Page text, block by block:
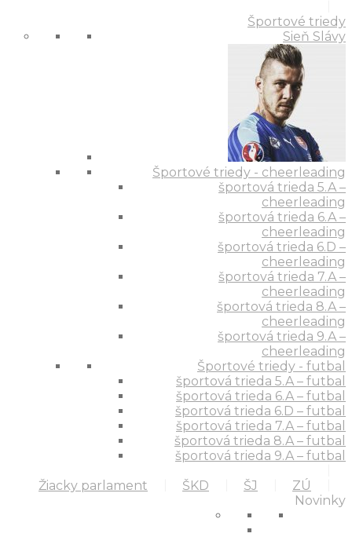
Športové triedy
Sieň Slávy
Športové triedy - cheerleading
športová trieda 5.A –
cheerleading
športová trieda 6.A –
cheerleading
športová trieda 6.D –
cheerleading
športová trieda 7.A –
cheerleading
športová trieda 8.A –
cheerleading
športová trieda 9.A –
cheerleading
Športové triedy - futbal
športová trieda 5.A – futbal
športová trieda 6.A – futbal
športová trieda 6.D – futbal
športová trieda 7.A – futbal
športová trieda 8.A – futbal
športová trieda 9.A – futbal
Žiacky parlament
ŠKD ŠJ ZÚ
Novinky